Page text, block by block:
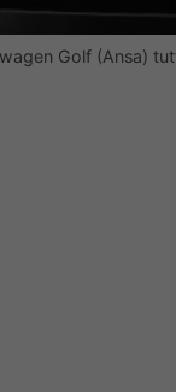
Golf (Ansa)